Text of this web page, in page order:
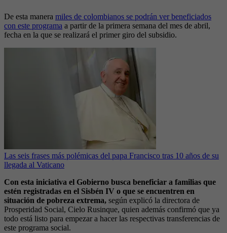
De esta manera miles de colombianos se podrán ver beneficiados
con este programa a partir de la primera semana del mes de abril,
fecha en la que se realizará el primer giro del subsidio.
Las seis frases más polémicas del papa Francisco tras 10 años de su
llegada al Vaticano
Con esta iniciativa el Gobierno busca beneficiar a familias que
estén registradas en el Sisbén IV o que se encuentren en
situación de pobreza extrema, según explicó la directora de
Prosperidad Social, Cielo Rusinque, quien además confirmó que ya
todo está listo para empezar a hacer las respectivas transferencias de
este programa social.